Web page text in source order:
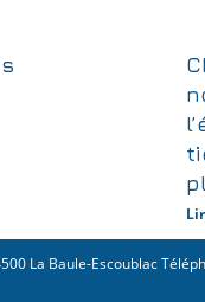
La Baule-Escoublac